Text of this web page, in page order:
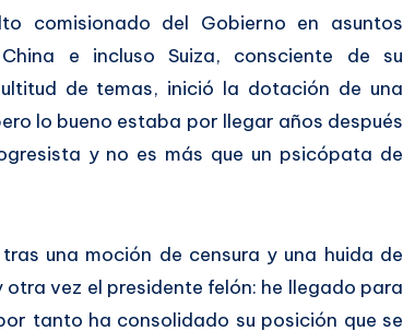
comisionado del Gobierno en asuntos
e incluso Suiza, consciente de su
de temas, inició la dotación de una
lo bueno estaba por llegar años después
y no es más que un psicópata de
una moción de censura y una huida de
otra vez el presidente felón: he llegado para
tanto ha consolidado su posición que se